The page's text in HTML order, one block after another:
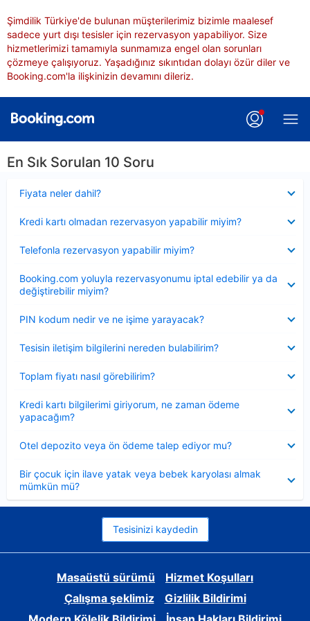
Şimdilik Türkiye'de bulunan müşterilerimiz bizimle maalesef
sadece yurt dışı tesisler için rezervasyon yapabiliyor. Size
hizmetlerimizi tamamıyla sunmamıza engel olan sorunları
çözmeye çalışıyoruz. Yaşadığınız sıkıntıdan dolayı özür diler ve
Booking.com'la ilişkinizin devamını dileriz.
En Sık Sorulan 10 Soru
Fiyata neler dahil?
Kredi kartı olmadan rezervasyon yapabilir miyim?
Telefonla rezervasyon yapabilir miyim?
Booking.com yoluyla rezervasyonumu iptal edebilir ya da
değiştirebilir miyim?
PIN kodum nedir ve ne işime yarayacak?
Tesisin iletişim bilgilerini nereden bulabilirim?
Toplam fiyatı nasıl görebilirim?
Kredi kartı bilgilerimi giriyorum, ne zaman ödeme
yapacağım?
Otel depozito veya ön ödeme talep ediyor mu?
Bir çocuk için ilave yatak veya bebek karyolası almak
mümkün mü?
Tesisinizi kaydedin
Masaüstü sürümü
Hizmet Koşulları
Çalışma şeklimiz
Gizlilik Bildirimi